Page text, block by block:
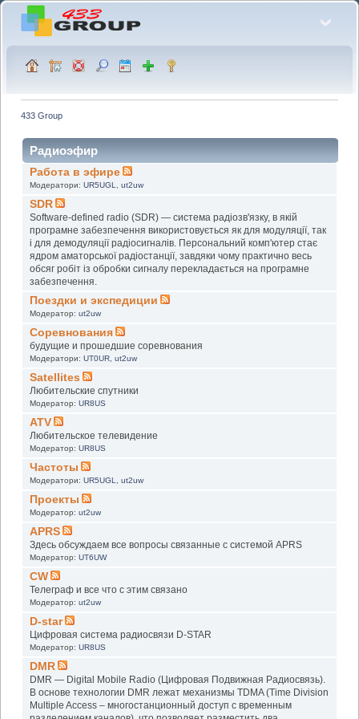
433 Group
Радиоэфир
Работа в эфире
Модератори: UR5UGL ut2uw
SDR
Software-defined radio (SDR) — система радіозв'язку, в якій
програмне забезпечення використовується як для модуляції, так
і для демодуляції радіосигналів. Персональний комп'ютер стає
ядром аматорської радіостанції, завдяки чому практично весь
обсяг робіт із обробки сигналу перекладається на програмне
забезпечення.
Поездки и экспедиции
Модератор: ut2uw
Соревнования
будущие и прошедшие соревнования
Модератори: UT0UR, ut2uw
Satellites
Любительские спутники
Модератор: UR8US
ATV
Любительское телевидение
Модератор: UR8US
Частоты
Модератори: UR5UGL ut2uw
Проекты
Модератор: ut2uw
APRS
Здесь обсуждаем все вопросы связанные с системой APRS
Модератор: UT6UW
CW
Телеграф и все что с этим связано
Модератор: ut2uw
D-star
Цифровая система радиосвязи D-STAR
Модератор: UR8US
DMR
DMR — Digital Mobile Radio (Цифровая Подвижная Радиосвязь).
В основе технологии DMR лежат механизмы TDMA (Time Division
Multiple Access – многостанционный доступ с временным